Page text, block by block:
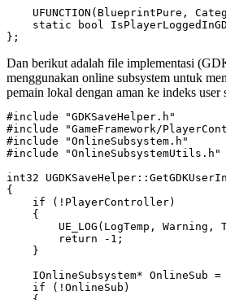
UFUNCTION(BlueprintPure,
static bool
Dan berikut adalah file implementasi (
menggunakan online subsystem untuk
pemain lokal dengan aman ke indeks
#include "GDKSaveHelper.h"
#include "GameFramework/
#include "OnlineSubsystem.h"
#include "OnlineSubsystemUtils.h"
int32
{
    if (!PlayerController)
    {
UE_LOG(LogTemp, Warning,
        return -1;
    }
IOnlineSubsystem* OnlineSub
    if (!OnlineSub)